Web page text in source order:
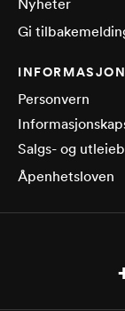
Nyheter
Gi
INFORMASJON
Personvern
Salgs- og
Åpenhetsloven